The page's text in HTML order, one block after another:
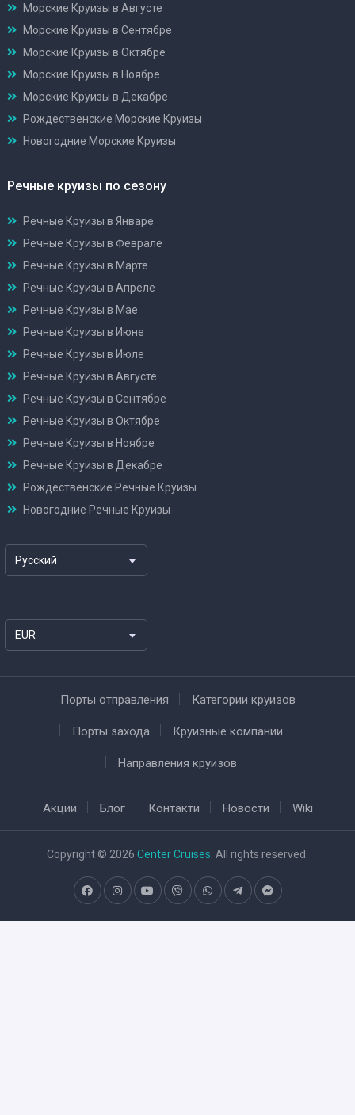
Морские Круизы в Августе
Морские Круизы в Сентябре
Морские Круизы в Октябре
Морские Круизы в Ноябре
Морские Круизы в Декабре
Рождественские Морские Круизы
Новогодние Морские Круизы
Речные круизы по сезону
Речные Круизы в Январе
Речные Круизы в Феврале
Речные Круизы в Марте
Речные Круизы в Апреле
Речные Круизы в Мае
Речные Круизы в Июне
Речные Круизы в Июле
Речные Круизы в Августе
Речные Круизы в Сентябре
Речные Круизы в Октябре
Речные Круизы в Ноябре
Речные Круизы в Декабре
Рождественские Речные Круизы
Новогодние Речные Круизы
Русский
EUR
Порты отправления Категории круизов
Порты захода Круизные компании
Направления круизов
Акции Блог Контакти Новости Wiki
Copyright © 2026 Center Cruises . All rights reserved.